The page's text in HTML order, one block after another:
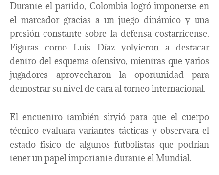
Durante el partido, Colombia logró imponerse en
el marcador gracias a un juego dinámico y una
presión constante sobre la defensa costarricense.
Figuras como Luis Díaz volvieron a destacar
dentro del esquema ofensivo, mientras que varios
jugadores aprovecharon la oportunidad para
demostrar su nivel de cara al torneo internacional.
El encuentro también sirvió para que el cuerpo
técnico evaluara variantes tácticas y observara el
estado físico de algunos futbolistas que podrían
tener un papel importante durante el Mundial.